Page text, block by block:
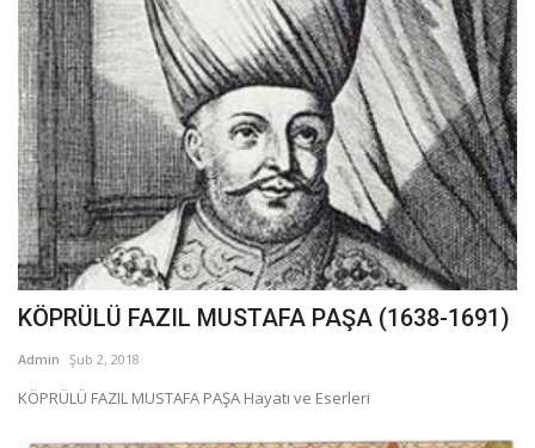
KÖPRÜLÜ FAZIL MUSTAFA PAŞA (1638-1691)
Admin Şub 2, 2018
KÖPRÜLÜ FAZIL MUSTAFA PAŞA Hayatı ve Eserleri